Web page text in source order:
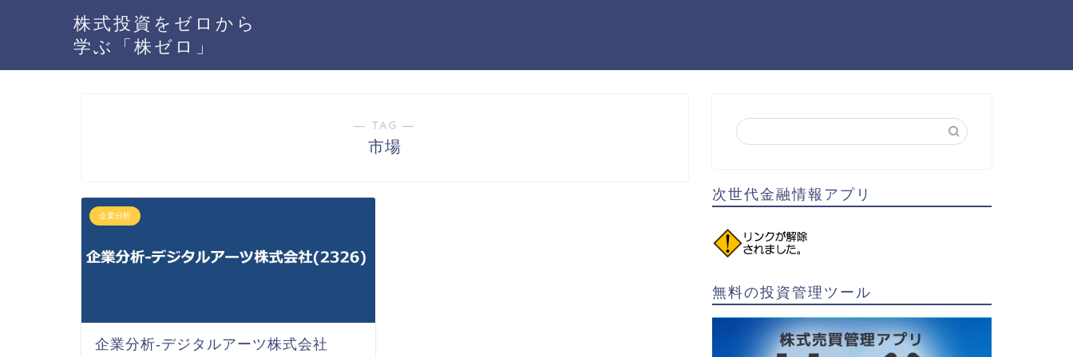
株式投資をゼロから
学ぶ「株ゼロ」
― TAG ―
市場
企業分析
企業分析-デジタルアーツ株式会社
次世代金融情報アプリ
無料の投資管理ツール